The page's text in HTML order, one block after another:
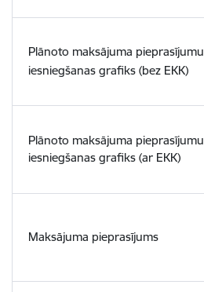
Plānoto maksājuma pieprasījumu
iesniegšanas grafiks (bez EKK)
Plānoto maksājuma pieprasījumu
iesniegšanas grafiks (ar EKK)
Maksājuma pieprasījums